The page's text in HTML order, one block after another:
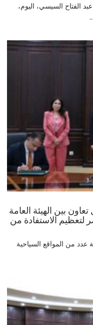
السيسي، اليوم،
بين الهيئة العامة
لتعظيم الاستفادة من
عدد من المواقع السياحية